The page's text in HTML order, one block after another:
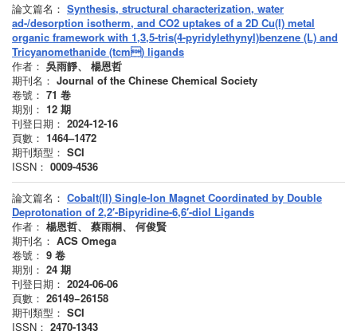
論文篇名： Synthesis, structural characterization, water
ad-/desorption isotherm, and CO2 uptakes of a 2D Cu(I) metal
organic framework with 1,3,5-tris(4-pyridylethynyl)benzene (L) and
Tricyanomethanide (tcm) ligands
作者： 吳雨靜、 楊恩哲
期刊名： Journal of the Chinese Chemical Society
卷號： 71 卷
期別： 12 期
刊登日期： 2024-12-16
頁數： 1464–1472
期刊類型： SCI
ISSN： 0009-4536
論文篇名： Cobalt(II) Single-Ion Magnet Coordinated by Double
Deprotonation of 2,2′-Bipyridine-6,6′-diol Ligands
作者： 楊恩哲、 蔡雨桐、 何俊賢
期刊名： ACS Omega
卷號： 9 卷
期別： 24 期
刊登日期： 2024-06-06
頁數： 26149−26158
期刊類型： SCI
ISSN： 2470-1343